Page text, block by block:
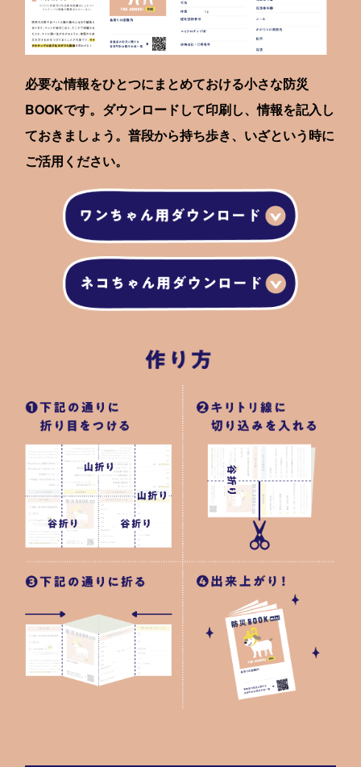
必要な情報をひとつにまとめておける小さな防災
BOOKです。ダウンロードして印刷し、情報を記入し
ておきましょう。普段から持ち歩き、いざという時に
ご活用ください。